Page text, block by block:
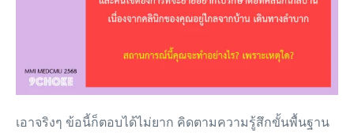
เอาจริงๆ ข้อนี้ก็ตอบได้ไม่ยาก คิดตามความรู้สึกขั้นพื้นฐาน